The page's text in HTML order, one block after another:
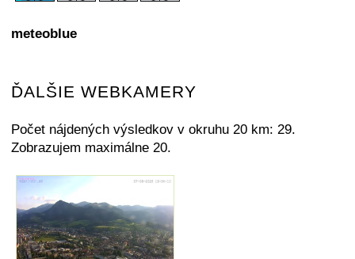
meteoblue
ĎALŠIE WEBKAMERY
Počet nájdených výsledkov v okruhu 20 km: 29.
Zobrazujem maximálne 20.